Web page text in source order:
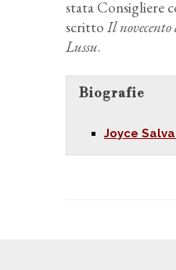
stata Consigliere
scritto Il
Lussu.
Biografie
Joyce